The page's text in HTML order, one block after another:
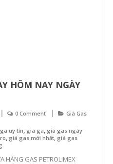
HÔM NAY NGÀY
0 Comment Giá Gas
ga uy tín gia ga giá gas ngày
giá gas mới nhất, giá gas
HÀNG GAS PETROLIMEX